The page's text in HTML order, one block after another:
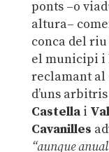
ponts –o
altura–
conca del riu
el municipi i
reclamant al
d’uns
Castellai
Cavanilles
“aunque